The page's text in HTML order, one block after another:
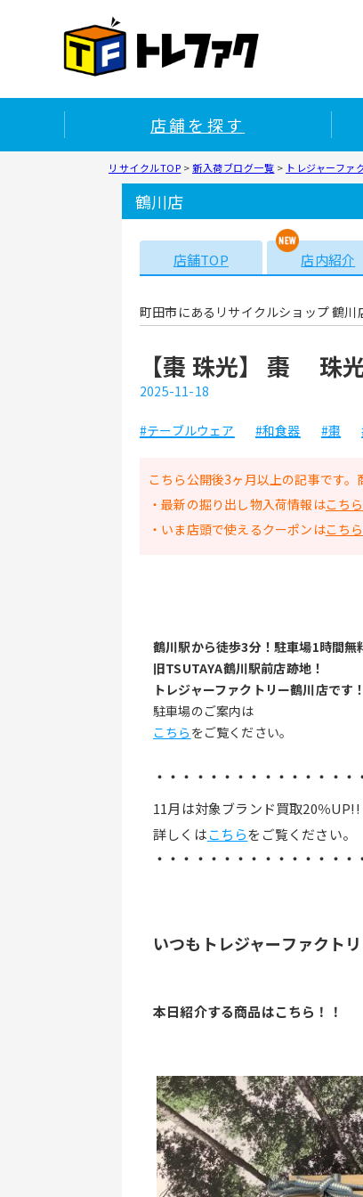
店舗を探す
リサイクルTOP >新入荷ブログ一覧 > トレジャーファ
鶴川店
店舗TOP 店内紹介
町田市にあるリサイクルショップ 鶴川
【棗 珠光】 棗 珠
2025-11-18
#テーブルウェア #和食器 #棗
こちら公開後3ヶ月以上の記事です。
・最新の掘り出し物入荷情報はこちら
・いま店頭で使えるクーポンはこちら
鶴川駅から徒歩3分！駐車場1時間無
旧TSUTAYA鶴川駅前店跡地！
トレジャーファクトリー鶴川店です！
駐車場のご案内は
こちら をご覧ください。
・・・・・・・・・・・・・・・
11月は対象ブランド買取20％UP!!
詳しくはこちらをご覧ください。
・・・・・・・・・・・・・・・
いつもトレジャーファクト
本日紹介する商品はこちら！！